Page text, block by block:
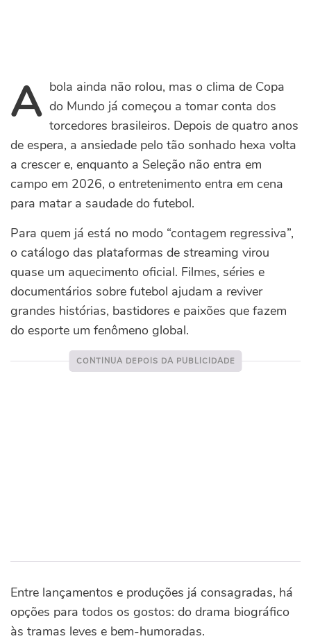
Abola ainda não rolou, mas o clima de Copa
do Mundo já começou a tomar conta dos
torcedores brasileiros. Depois de quatro anos
de espera, a ansiedade pelo tão sonhado hexa volta
a crescer e, enquanto a Seleção não entra em
campo em 2026, o entretenimento entra em cena
para matar a saudade do futebol.
Para quem já está no modo “contagem regressiva”,
o catálogo das plataformas de streaming virou
quase um aquecimento oficial. Filmes, séries e
documentários sobre futebol ajudam a reviver
grandes histórias, bastidores e paixões que fazem
do esporte um fenômeno global.
Entre lançamentos e produções já consagradas, há
opções para todos os gostos: do drama biográfico
às tramas leves e bem-humoradas.